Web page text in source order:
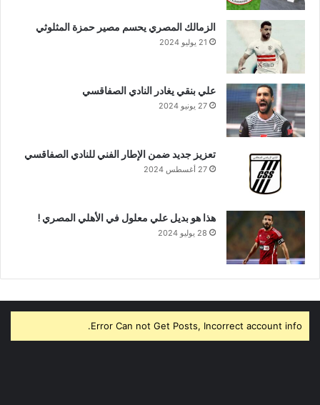
الزمالك المصري يحسم مصير حمزة المثلوثي
21 يوليو 2024
علي بنقي يغادر النادي الصفاقسي
27 يونيو 2024
تعزيز جديد ضمن الإطار الفني للنادي الصفاقسي
27 أغسطس 2024
هذا هو بديل علي معلول في الأهلي المصري !
28 يوليو 2024
Error Can not Get Posts, Incorrect account info.